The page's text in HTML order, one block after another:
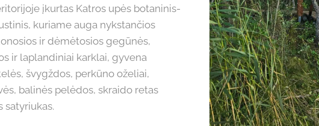
įkurtas Katros upės botaninis-
kuriame auga nykstančios
ir dėmėtosios gegūnės,
ir laplandiniai karklai, gyvena
švygždos, perkūno oželiai,
balinės pelėdos, skraido retas
satyriukas.